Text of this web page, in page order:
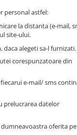
personal astfel:
la distanta (e-mail,
site-ului.
alegeti sa-l furnizati.
corespunzatoare din
e-mail/ sms
prelucrarea datelor
oferita